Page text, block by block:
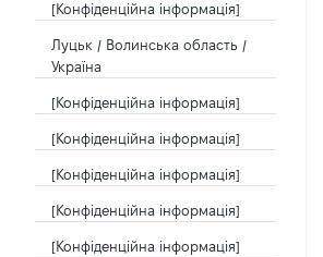
[Конфіденційна інформація]
Луцьк / Волинська область /
Україна
[Конфіденційна інформація]
[Конфіденційна інформація]
[Конфіденційна інформація]
[Конфіденційна інформація]
[Конфіденційна інформація]